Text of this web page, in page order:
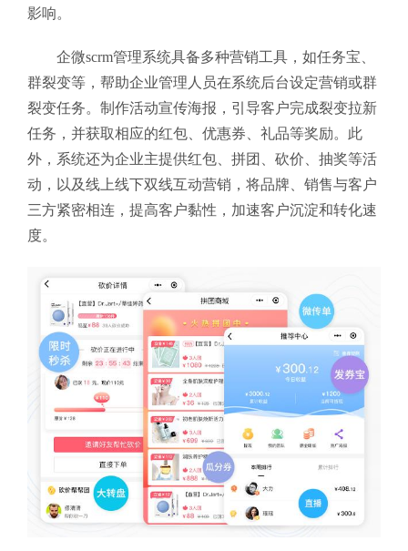
影响。
企微scrm管理系统具备多种营销工具，如任务宝、
群裂变等，帮助企业管理人员在系统后台设定营销或群
裂变任务。制作活动宣传海报，引导客户完成裂变拉新
任务，并获取相应的红包、优惠券、礼品等奖励。此
外，系统还为企业主提供红包、拼团、砍价、抽奖等活
动，以及线上线下双线互动营销，将品牌、销售与客户
三方紧密相连，提高客户黏性，加速客户沉淀和转化速
度。